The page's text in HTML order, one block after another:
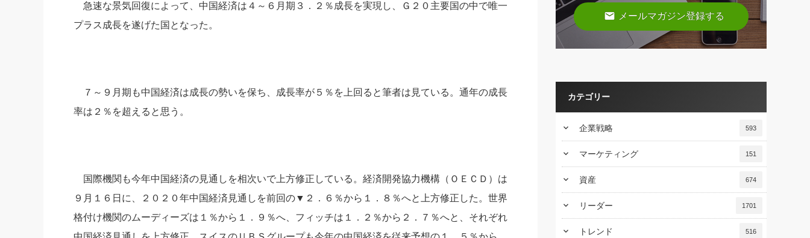
急速な景気回復によって、中国経済は４～６月期３．２％成長を実現し、Ｇ２０主要国の中で唯一
プラス成長を遂げた国となった。
７～９月期も中国経済は成長の勢いを保ち、成長率が５％を上回ると筆者は見ている。通年の成長
率は２％を超えると思う。
国際機関も今年中国経済の見通しを相次いで上方修正している。経済開発協力機構（ＯＥＣＤ）は
９月１６日に、２０２０年中国経済見通しを前回の▼２．６％から１．８％へと上方修正した。世界
格付け機関のムーディーズは１％から１．９％へ、フィッチは１．２％から２．７％へと、それぞれ
email メールマガジン登録する
カテゴリー
keyboard_arrow_down 企業戦略 593
keyboard_arrow_down マーケティング 151
keyboard_arrow_down 資産 674
keyboard_arrow_down リーダー 1701
keyboard_arrow_down トレンド 516